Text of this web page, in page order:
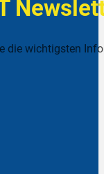
die wichtigsten